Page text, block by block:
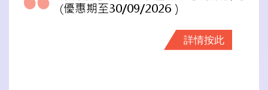
(優惠期至30/09/2026）
詳情按此